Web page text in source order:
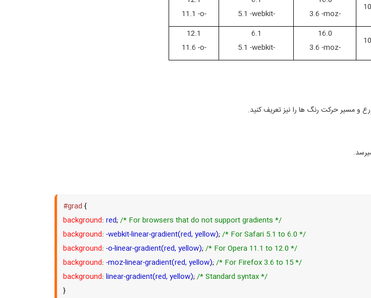
3.6 -moz-
5.1 -webkit-
11.1 -o-
16.0
3.6 -moz-
6.1
5.1 -webkit-
12.1
11.6 -o-
و مسیر حرکت رنگ ها را نیز تعریف کنید.
#grad {
background: red;/* For browsers that do not support gradients */
background: -webkit-linear-gradient(red, yellow);/* For Safari 5.1 to 6.0 */
background: -o-linear-gradient(red, yellow);/* For Opera 11.1 to 12.0 */
background: -moz-linear-gradient(red, yellow);/* For Firefox 3.6 to 15 */
background: linear-gradient(red, yellow);/* Standard syntax */
}